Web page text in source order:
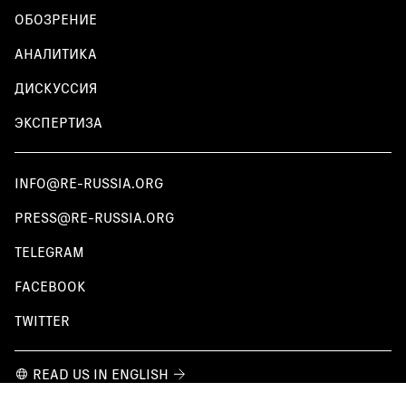
ОБОЗРЕНИЕ
АНАЛИТИКА
ДИСКУССИЯ
ЭКСПЕРТИЗА
INFO@RE-RUSSIA.ORG
PRESS@RE-RUSSIA.ORG
TELEGRAM
FACEBOOK
TWITTER
READ US IN ENGLISH